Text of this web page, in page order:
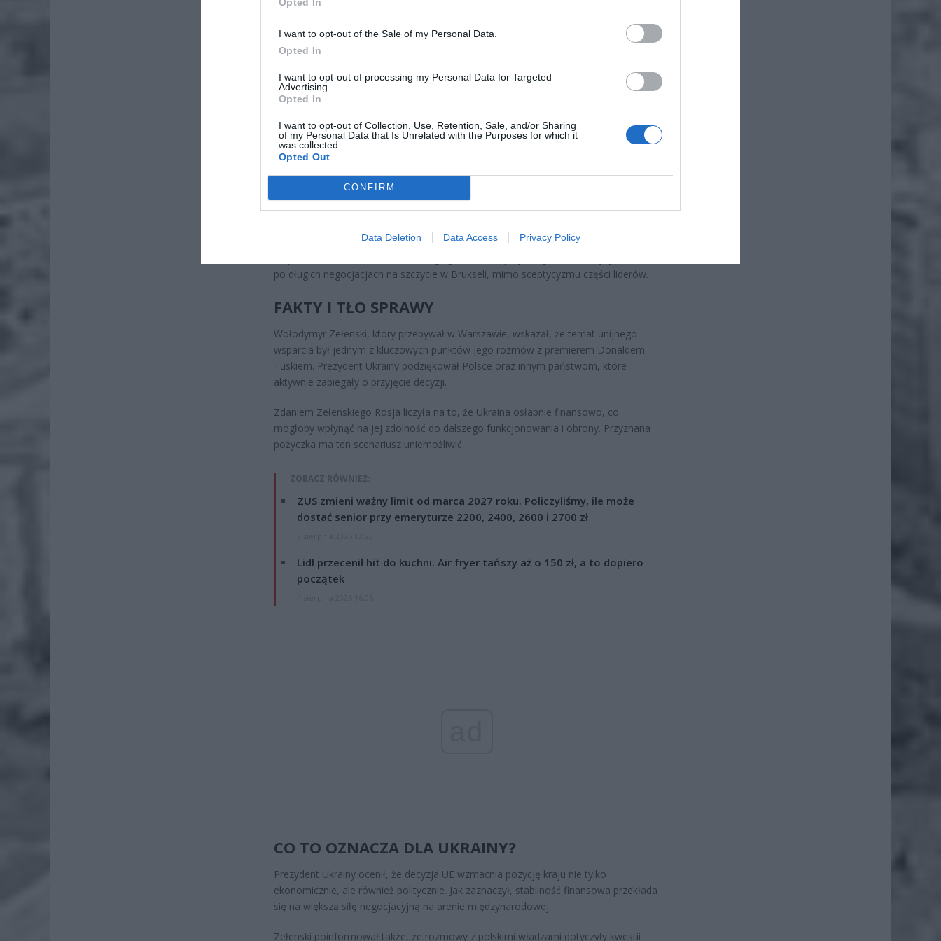
I want to opt-out of the Sale of my Personal Data.
Opted In
I want to opt-out of processing my Personal Data for Targeted
Advertising.
Opted In
I want to opt-out of Collection, Use, Retention, Sale, and/or Sharing
of my Personal Data that Is Unrelated with the Purposes for which it
was collected.
Opted Out
CONFIRM
Data Deletion Data Access Privacy Policy
ad
CO SIĘ ZMIENIA?
mają pokryć około dwóch trzecich potrzeb finansowych państwa pogrążonego w
po długich negocjacjach na szczycie w Brukseli, mimo sceptycyzmu części liderów.
FAKTY I TŁO SPRAWY
Wołodymyr Zełenski, który przebywał w Warszawie, wskazał, że temat unijnego
wsparcia był jednym z kluczowych punktów jego rozmów z premierem Donaldem
Tuskiem. Prezydent Ukrainy podziękował Polsce oraz innym państwom, które
aktywnie zabiegały o przyjęcie decyzji.
Zdaniem Zełenskiego Rosja liczyła na to, że Ukraina osłabnie finansowo, co
mogłoby wpłynąć na jej zdolność do dalszego funkcjonowania i obrony. Przyznana
pożyczka ma ten scenariusz uniemożliwić.
ZOBACZ RÓWNIEŻ:
ZUS zmieni ważny limit od marca 2027 roku. Policzyliśmy, ile może
dostać senior przy emeryturze 2200, 2400, 2600 i 2700 zł
Lidl przecenił hit do kuchni. Air fryer tańszy aż o 150 zł, a to dopiero
początek
CO TO OZNACZA DLA UKRAINY?
Prezydent Ukrainy ocenił, że decyzja UE wzmacnia pozycję kraju nie tylko
ekonomicznie, ale również politycznie. Jak zaznaczył, stabilność finansowa przekłada
się na większą siłę negocjacyjną na arenie międzynarodowej.
Zełenski poinformował także, że rozmowy z polskimi władzami dotyczyły kwestii